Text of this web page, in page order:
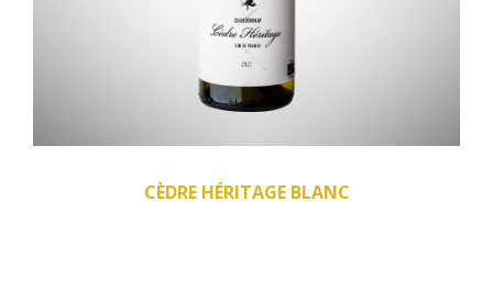
CÈDRE HÉRITAGE BLANC